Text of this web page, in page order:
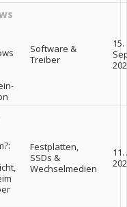
Software &
Treiber
15.
Festplatten,
SSDs &
Wechselmedien